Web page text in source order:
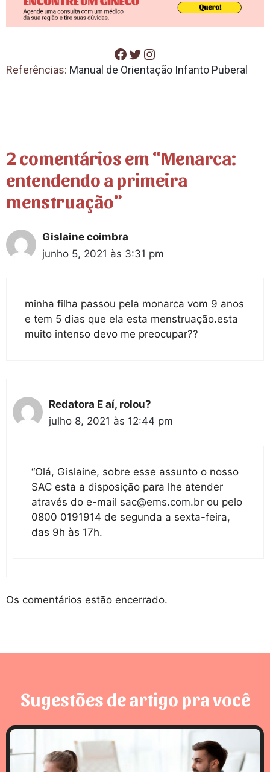
Referências: Manual de Orientação Infanto Puberal
2 comentários em “Menarca:
entendendo a primeira
menstruação”
Gislaine coimbra
junho 5, 2021 às 3:31 pm
minha filha passou pela monarca vom 9 anos
e tem 5 dias que ela esta menstruação.esta
muito intenso devo me preocupar??
Redatora E aí, rolou?
julho 8, 2021 às 12:44 pm
“Olá, Gislaine, sobre esse assunto o nosso
SAC esta a disposição para lhe atender
através do e-mail sac@ems.com.br ou pelo
0800 0191914 de segunda a sexta-feira,
das 9h às 17h.
Os comentários estão encerrado.
Sugestões de artigo pra você